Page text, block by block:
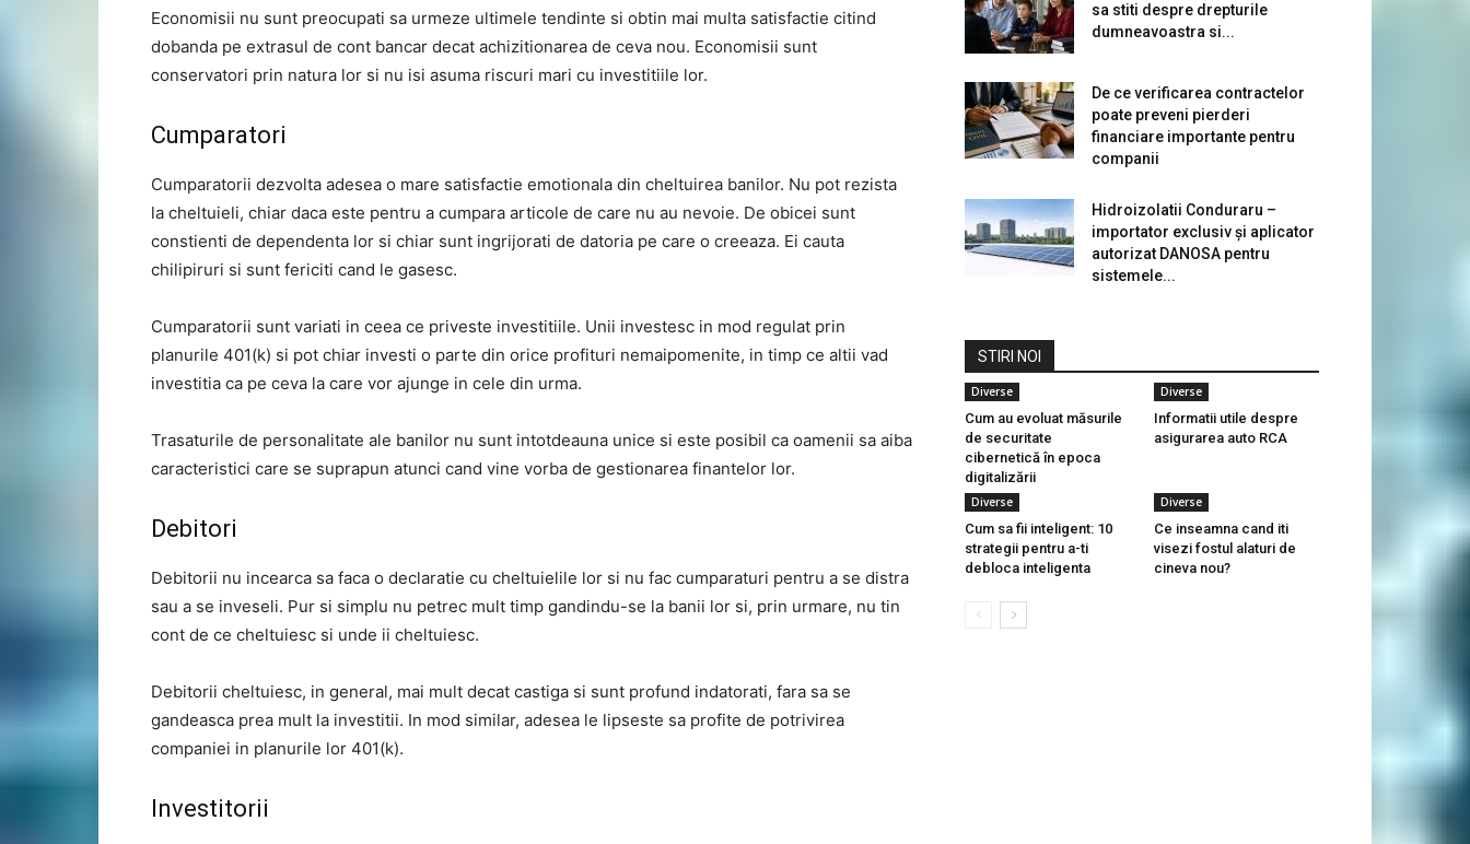
Economisii nu sunt preocupati sa urmeze ultimele tendinte si obtin mai multa satisfactie citind
dobanda pe extrasul de cont bancar decat achizitionarea de ceva nou. Economisii sunt
conservatori prin natura lor si nu isi asuma riscuri mari cu investitiile lor.
Cumparatori
Cumparatorii dezvolta adesea o mare satisfactie emotionala din cheltuirea banilor. Nu pot rezista
la cheltuieli, chiar daca este pentru a cumpara articole de care nu au nevoie. De obicei sunt
constienti de dependenta lor si chiar sunt ingrijorati de datoria pe care o creeaza. Ei cauta
chilipiruri si sunt fericiti cand le gasesc.
Cumparatorii sunt variati in ceea ce priveste investitiile. Unii investesc in mod regulat prin
planurile 401(k) si pot chiar investi o parte din orice profituri nemaipomenite, in timp ce altii vad
investitia ca pe ceva la care vor ajunge in cele din urma.
Trasaturile de personalitate ale banilor nu sunt intotdeauna unice si este posibil ca oamenii sa aiba
caracteristici care se suprapun atunci cand vine vorba de gestionarea finantelor lor.
Debitori
Debitorii nu incearca sa faca o declaratie cu cheltuielile lor si nu fac cumparaturi pentru a se distra
sau a se inveseli. Pur si simplu nu petrec mult timp gandindu-se la banii lor si, prin urmare, nu tin
cont de ce cheltuiesc si unde ii cheltuiesc.
Debitorii cheltuiesc, in general, mai mult decat castiga si sunt profund indatorati, fara sa se
gandeasca prea mult la investitii. In mod similar, adesea le lipseste sa profite de potrivirea
companiei in planurile lor 401(k).
Investitorii
sa stiti despre drepturile
dumneavoastra si...
De ce verificarea contractelor
poate preveni pierderi
financiare importante pentru
companii
Hidroizolatii Conduraru –
importator exclusiv și aplicator
autorizat DANOSA pentru
sistemele...
STIRI NOI
Diverse
Cum au evoluat măsurile
de securitate
cibernetică în epoca
digitalizării
Diverse
Informatii utile despre
asigurarea auto RCA
Diverse
Cum sa fii inteligent: 10
strategii pentru a-ti
debloca inteligenta
Diverse
Ce inseamna cand iti
visezi fostul alaturi de
cineva nou?